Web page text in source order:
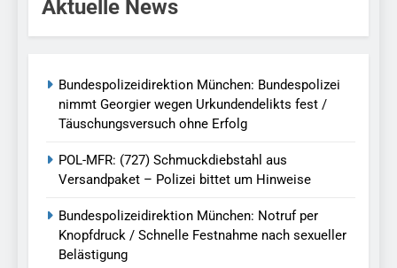
Aktuelle News
Bundespolizeidirektion München: Bundespolizei
nimmt Georgier wegen Urkundendelikts fest /
Täuschungsversuch ohne Erfolg
POL-MFR: (727) Schmuckdiebstahl aus
Versandpaket – Polizei bittet um Hinweise
Bundespolizeidirektion München: Notruf per
Knopfdruck / Schnelle Festnahme nach sexueller
Belästigung